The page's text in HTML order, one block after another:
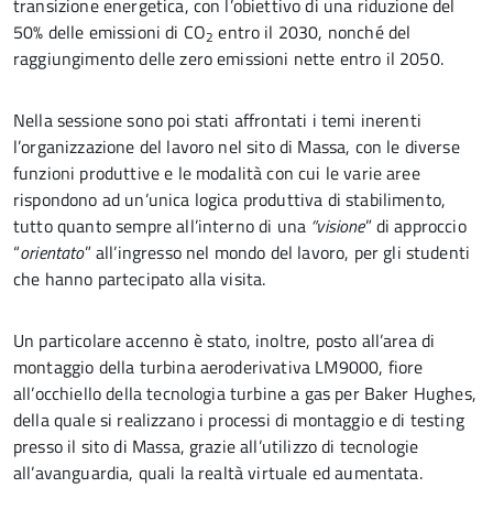
transizione energetica, con l’obiettivo di una riduzione del
50% delle emissioni di CO2 entro il 2030, nonché del
raggiungimento delle zero emissioni nette entro il 2050.
Nella sessione sono poi stati affrontati i temi inerenti
l’organizzazione del lavoro nel sito di Massa, con le diverse
funzioni produttive e le modalità con cui le varie aree
rispondono ad un’unica logica produttiva di stabilimento,
tutto quanto sempre all’interno di una “visione” di approccio
“orientato” all’ingresso nel mondo del lavoro, per gli studenti
che hanno partecipato alla visita.
Un particolare accenno è stato, inoltre, posto all’area di
montaggio della turbina aeroderivativa LM9000, fiore
all’occhiello della tecnologia turbine a gas per Baker Hughes,
della quale si realizzano i processi di montaggio e di testing
presso il sito di Massa, grazie all’utilizzo di tecnologie
all’avanguardia, quali la realtà virtuale ed aumentata.